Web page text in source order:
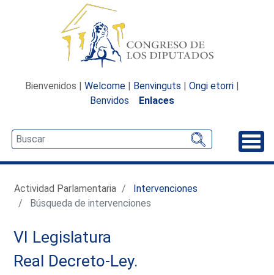
Bienvenidos | Welcome | Benvinguts | Ongi etorri |
Benvidos
Enlaces
Actividad Parlamentaria
Intervenciones
Búsqueda de intervenciones
VI Legislatura
Real Decreto-Ley.